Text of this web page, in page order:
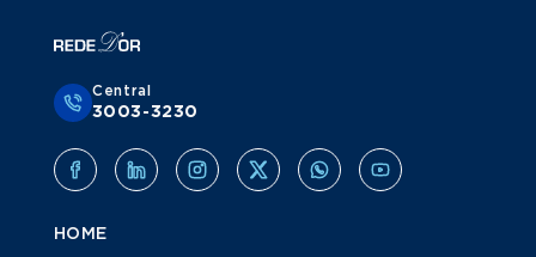
Central
3003-3230
HOME